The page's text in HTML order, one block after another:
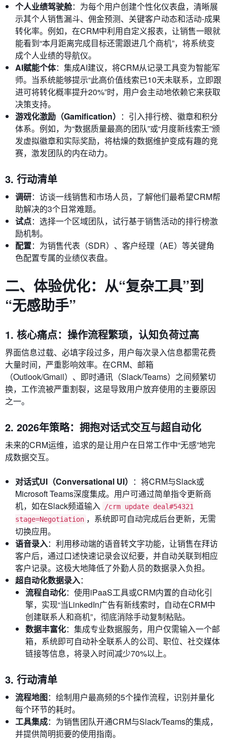
个人业绩驾驶舱：为每个用户创建个性化仪表盘，清晰展
示其个人销售漏斗、佣金预测、关键客户动态和活动-成果
转化率。例如，在CRM中利用自定义报表，让销售一眼就
能看到“本月距离完成目标还需跟进几个商机”，将系统变
成个人业绩的导航仪。
AI赋能个体：集成AI建议，将CRM从记录工具变为智能军
师。当系统能够提示“此高价值线索已10天未联系，立即跟
进可将转化概率提升20%”时，用户会主动地依赖它来获取
决策支持。
游戏化激励（Gamification） ：引入排行榜、徽章和积分
体系。例如，为“数据质量最高的团队”或“月度新线索王”颁
发虚拟徽章和实际奖励，将枯燥的数据维护变成有趣的竞
赛，激发团队的内在动力。
3. 行动清单
调研：访谈一线销售和市场人员，了解他们最希望CRM帮
助解决的3个日常难题。
试点：选择一个区域团队，试行基于销售活动的排行榜激
励机制。
配置：为销售代表（SDR）、客户经理（AE）等关键角
色配置专属的业绩仪表盘。
二、体验优化：从“复杂工具”到
“无感助手”
1. 核心痛点：操作流程繁琐，认知负荷过高
界面信息过载、必填字段过多，用户每次录入信息都需花费
大量时间，严重影响效率。在CRM、邮箱
（Outlook/Gmail）、即时通讯（Slack/Teams）之间频繁切
换，工作流被严重割裂，这是导致用户放弃使用的主要原因
之一。
2. 2026年策略：拥抱对话式交互与超自动化
未来的CRM运维，追求的是让用户在日常工作中“无感”地完
成数据交互。
对话式UI（Conversational UI） ：将CRM与Slack或
Microsoft Teams深度集成。用户可通过简单指令更新商
机，如在Slack频道输入
/crm update deal#54321
stage=Negotiation ，系统即可自动完成后台更新，无需
切换应用。
语音录入：利用移动端的语音转文字功能，让销售在拜访
客户后，通过口述快速记录会议纪要，并自动关联到相应
客户记录。这极大地降低了外勤人员的数据录入负担。
超自动化数据录入：
流程自动化：使用iPaaS工具或CRM内置的自动化引
擎，实现“当LinkedIn广告有新线索时，自动在CRM中
创建联系人和商机”，彻底消除手动复制粘贴。
数据丰富化：集成专业数据服务，用户仅需输入一个邮
箱，系统即可自动补全联系人的公司、职位、社交媒体
链接等信息，将录入时间减少70%以上。
3. 行动清单
流程地图：绘制用户最高频的5个操作流程，识别并量化
每个环节的耗时。
工具集成：为销售团队开通CRM与Slack/Teams的集成，
并提供简明扼要的使用指南。